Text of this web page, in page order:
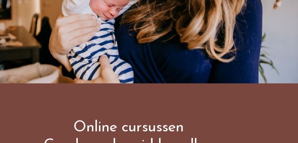
Online cursussen